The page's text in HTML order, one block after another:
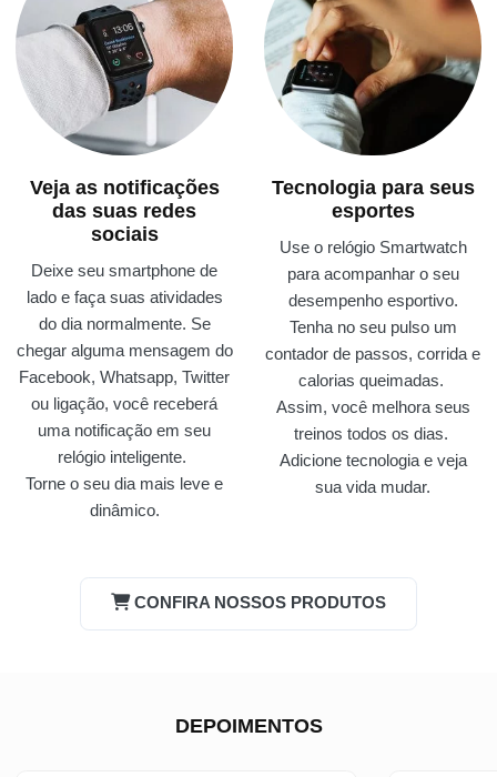
Veja as notificações
das suas redes
sociais
Deixe seu smartphone de
lado e faça suas atividades
do dia normalmente. Se
chegar alguma mensagem do
Facebook, Whatsapp, Twitter
ou ligação, você receberá
uma notificação em seu
relógio inteligente.
Torne o seu dia mais leve e
dinâmico.
Tecnologia para seus
esportes
Use o relógio Smartwatch
para acompanhar o seu
desempenho esportivo.
Tenha no seu pulso um
contador de passos, corrida e
calorias queimadas.
Assim, você melhora seus
treinos todos os dias.
Adicione tecnologia e veja
sua vida mudar.
CONFIRA NOSSOS PRODUTOS
DEPOIMENTOS